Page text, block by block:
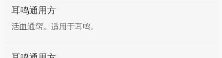
耳鸣通用方
活血通窍。适用于耳鸣。